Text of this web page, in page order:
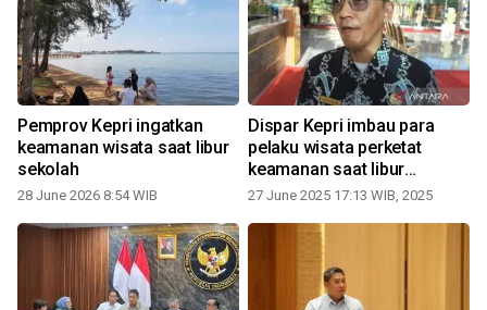
Pemprov Kepri ingatkan
keamanan wisata saat libur
sekolah
28 June 2026 8:54 WIB
Dispar Kepri imbau para
pelaku wisata perketat
keamanan saat libur
sekolah
27 June 2025 17:13 WIB, 2025